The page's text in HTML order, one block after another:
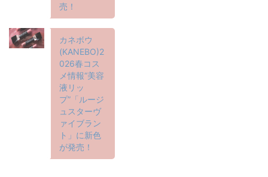
売！
カネボウ
(KANEBO)2
026春コス
メ情報“美容
液リッ
プ”「ルージ
ュスターヴ
ァイブラン
ト」に新色
が発売！